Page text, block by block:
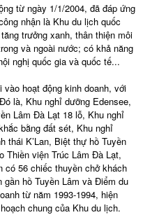
từ ngày 1/1/2004, đã đáp ứng
nhận là Khu du lịch quốc
trưởng xanh, thân thiện môi
và ngoài nước; có khả năng
nghị quốc gia và quốc tế...
hoạt động kinh doanh, với
là, Khu nghỉ dưỡng Edensee,
Lâm Đà Lạt 18 lỗ, Khu nghỉ
bằng đất sét, Khu nghỉ
thái K’Lan, Biệt thự hồ Tuyền
Thiền viện Trúc Lâm Đà Lạt,
có 56 chiếc thuyền chở khách
hồ Tuyền Lâm và Điểm du
từ năm 1993-1994, hiện
chung của Khu du lịch.